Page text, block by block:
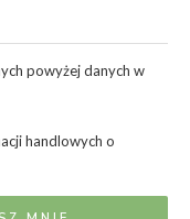
powyżej danych w
handlowych o